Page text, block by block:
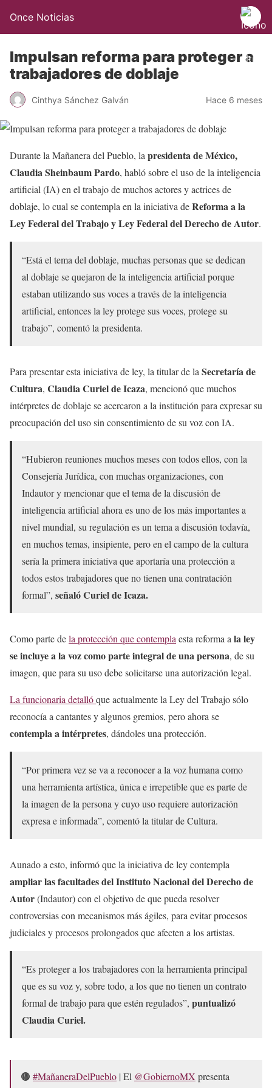
Once Noticias
Impulsan reforma para proteger a
trabajadores de doblaje
Cinthya Sánchez Galván Hace 6 meses
Durante la Mañanera del Pueblo, la presidenta de México,
Claudia Sheinbaum Pardo, habló sobre el uso de la inteligencia
artificial (IA) en el trabajo de muchos actores y actrices de
doblaje, lo cual se contempla en la iniciativa deReforma a la
Ley Federal del Trabajo y Ley Federal del Derecho de Autor.
“Está el tema del doblaje, muchas personas que se dedican
al doblaje se quejaron de la inteligencia artificial porque
estaban utilizando sus voces a través de la inteligencia
artificial, entonces la ley protege sus voces, protege su
trabajo”, comentó la presidenta.
Para presentar esta iniciativa de ley, la titular de la Secretaría de
Cultura, Claudia Curiel de Icaza, mencionó que muchos
intérpretes de doblaje se acercaron a la institución para expresar su
preocupación del uso sin consentimiento de su voz con IA.
“Hubieron reuniones muchos meses con todos ellos, con la
Consejería Jurídica, con muchas organizaciones, con
Indautor y mencionar que el tema de la discusión de
inteligencia artificial ahora es uno de los más importantes a
nivel mundial, su regulación es un tema a discusión todavía,
en muchos temas, insipiente, pero en el campo de la cultura
sería la primera iniciativa que aportaría una protección a
todos estos trabajadores que no tienen una contratación
formal”, señaló Curiel de Icaza.
Como parte dela protección que contempla esta reforma a la ley
se incluye a la voz como parte integral de una persona, de su
imagen, que para su uso debe solicitarse una autorización legal.
La funcionaria detallóque actualmente la Ley del Trabajo sólo
reconocía a cantantes y algunos gremios, pero ahora se
contempla a intérpretes, dándoles una protección.
“Por primera vez se va a reconocer a la voz humana como
una herramienta artística, única e irrepetible que es parte de
la imagen de la persona y cuyo uso requiere autorización
expresa e informada”, comentó la titular de Cultura.
Aunado a esto, informó que la iniciativa de ley contempla
ampliar las facultades del Instituto Nacional del Derecho de
Autor(Indautor) con el objetivo de que pueda resolver
controversias con mecanismos más ágiles, para evitar procesos
judiciales y procesos prolongados que afecten a los artistas.
“Es proteger a los trabajadores con la herramienta principal
que es su voz y, sobre todo, a los que no tienen un contrato
formal de trabajo para que estén regulados”, puntualizó
Claudia Curiel.
🟤 #MañaneraDelPueblo | El @GobiernoMX presenta